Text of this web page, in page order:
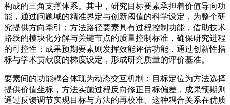
构成的三角支撑体系。其中，研究目标要素承担着价值导向功
能，通过问题域的精准界定与创新阈值的科学设定，为整个研
究提供方向牵引；方法路径要素具有过程控制功能，借助技术
路线的模块化分解与关键节点的质量控制标准，确保研究进程
的可控性；成果预期要素则发挥效能评估功能，通过创新性指
标与学术贡献度的梯度设定，形成研究质量的评价基准。
要素间的功能耦合体现为动态交互机制：目标定位为方法选择
提供价值坐标，方法实施过程反向修正目标偏差，成果预期则
通过反馈调节实现目标与方法的再校准。这种耦合关系在优质